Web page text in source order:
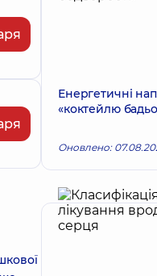
Енергетичні
«коктейлю
Оновлено: